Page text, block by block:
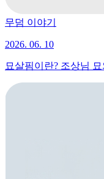
무덤 이야기
2026. 06. 10
묘살핌이란? 조상님